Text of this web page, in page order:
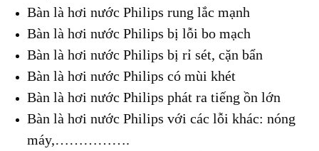
Bàn là hơi nước Philips rung lắc mạnh
Bàn là hơi nước Philips bị lỗi bo mạch
Bàn là hơi nước Philips bị rỉ sét, cặn bẩn
Bàn là hơi nước Philips có mùi khét
Bàn là hơi nước Philips phát ra tiếng ồn lớn
Bàn là hơi nước Philips với các lỗi khác: nóng
máy,…………….